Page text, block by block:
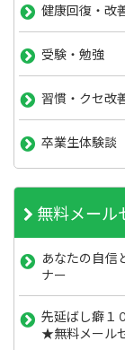
健康回復・改
受験・勉強
習慣・クセ改
卒業生体験談
無料メール
あなたの自信
ナー
先延ばし癖１
★無料メール